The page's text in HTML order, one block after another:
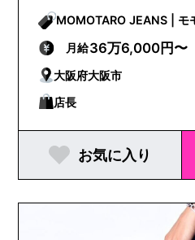
月給36万6,000円〜
大阪府大阪市
店長
お気に入り